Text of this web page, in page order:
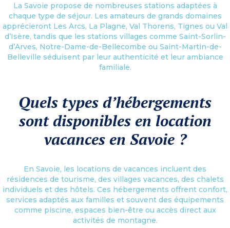
La Savoie propose de nombreuses stations adaptées à
chaque type de séjour. Les amateurs de grands domaines
apprécieront Les Arcs, La Plagne, Val Thorens, Tignes ou Val
d’Isère, tandis que les stations villages comme Saint-Sorlin-
d’Arves, Notre-Dame-de-Bellecombe ou Saint-Martin-de-
Belleville séduisent par leur authenticité et leur ambiance
familiale.
Quels types d’hébergements
sont disponibles en location
vacances en Savoie ?
En Savoie, les locations de vacances incluent des
résidences de tourisme, des villages vacances, des chalets
individuels et des hôtels. Ces hébergements offrent confort,
services adaptés aux familles et souvent des équipements
comme piscine, espaces bien-être ou accès direct aux
activités de montagne.